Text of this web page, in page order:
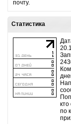
почту.
Статистика
кто
по